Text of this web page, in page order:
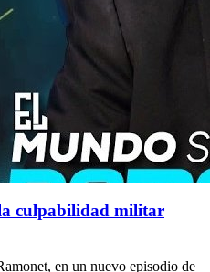
culpabilidad militar
en un nuevo episodio de